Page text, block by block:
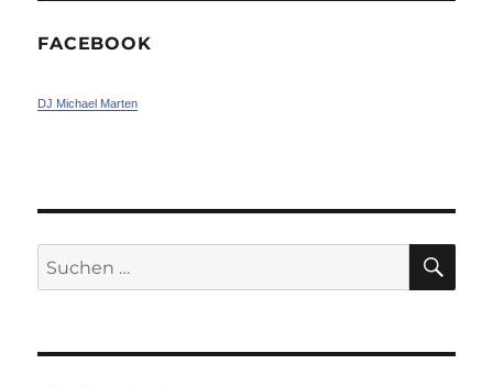
FACEBOOK
DJ Michael Marten
Suchen
nach: